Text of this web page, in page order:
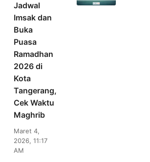
Jadwal
Imsak dan
Buka
Puasa
Ramadhan
2026 di
Kota
Tangerang,
Cek Waktu
Maghrib
Maret 4,
2026, 11:17
AM